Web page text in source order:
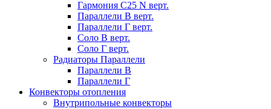
Гармония С25 N верт.
Параллели В верт.
Параллели Г верт.
Соло В верт.
Соло Г верт.
Радиаторы Параллели
Параллели В
Параллели Г
Конвекторы отопления
Внутрипольные конвекторы